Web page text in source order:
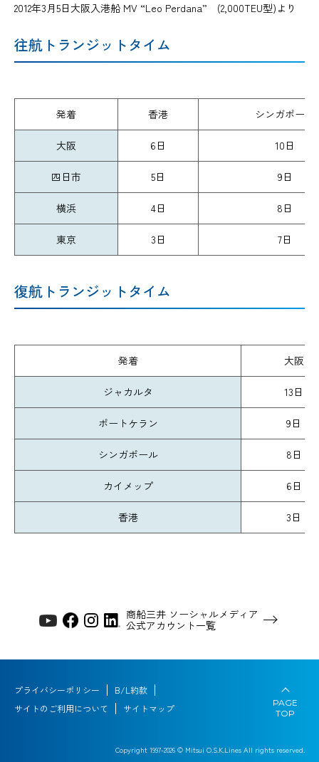
2012年3月5日大阪入港船 MV “Leo Perdana” (2,000TEU型)より
往航トランジットタイム
発着 香港 シンガポール
大阪 6日 10日
四日市 5日 9日
横浜 4日 8日
東京 3日 7日
復航トランジットタイム
発着 大阪
ジャカルタ 13日
ポートケラン 9日
シンガポール 8日
カイメップ 6日
香港 3日
商船三井 ソーシャルメディア
公式アカウント一覧
プライバシーポリシー
B/L約款
サイトのご利用について
サイトマップ
Copyright 1997-2026 © Mitsui O.S.K.Lines All rights reserved.
PAGE
TOP